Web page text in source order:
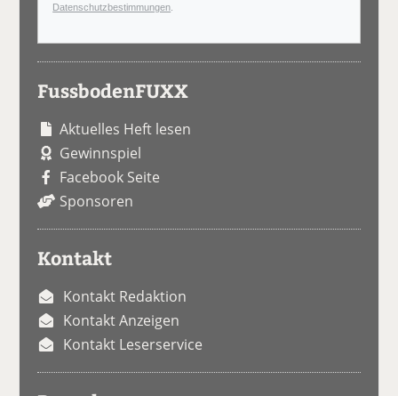
Datenschutzbestimmungen
FussbodenFUXX
Aktuelles Heft lesen
Gewinnspiel
Facebook Seite
Sponsoren
Kontakt
Kontakt Redaktion
Kontakt Anzeigen
Kontakt Leserservice